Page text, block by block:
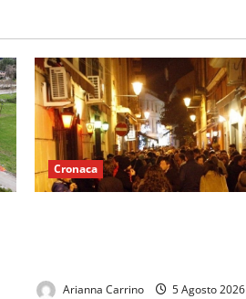
Cronaca
Arianna Carrino 5 Agosto 2026